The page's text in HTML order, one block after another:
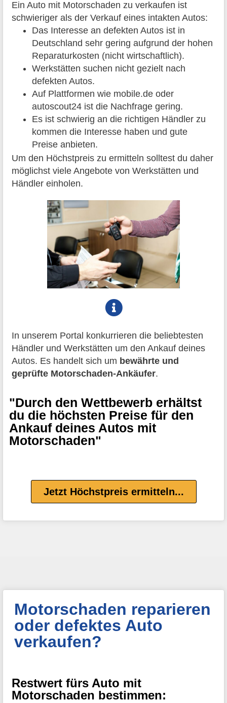
Ein Auto mit Motorschaden zu verkaufen ist
schwieriger als der Verkauf eines intakten Autos:
Das Interesse an defekten Autos ist in
Deutschland sehr gering aufgrund der hohen
Reparaturkosten (nicht wirtschaftlich).
Werkstätten suchen nicht gezielt nach
defekten Autos.
Auf Plattformen wie mobile.de oder
autoscout24 ist die Nachfrage gering.
Es ist schwierig an die richtigen Händler zu
kommen die Interesse haben und gute
Preise anbieten.
Um den Höchstpreis zu ermitteln solltest du daher
möglichst viele Angebote von Werkstätten und
Händler einholen.
In unserem Portal konkurrieren die beliebtesten
Händler und Werkstätten um den Ankauf deines
Autos. Es handelt sich um bewährte und
geprüfte Motorschaden-Ankäufer.
"Durch den Wettbewerb erhältst
du die höchsten Preise für den
Ankauf deines Autos mit
Motorschaden"
Jetzt Höchstpreis ermitteln...
Motorschaden reparieren
oder defektes Auto
verkaufen?
Restwert fürs Auto mit
Motorschaden bestimmen: